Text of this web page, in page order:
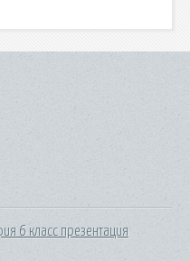
6 класс презентация